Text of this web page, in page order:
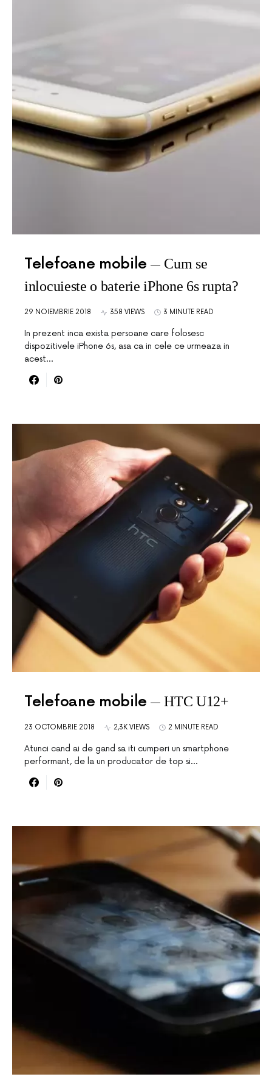
Telefoane mobile
Cum se
inlocuieste o baterie iPhone 6s rupta?
29 NOIEMBRIE 2018 358 VIEWS 3 MINUTE READ
In prezent inca exista persoane care folosesc
dispozitivele iPhone 6s, asa ca in cele ce urmeaza in
acest…
Telefoane mobile HTC U12+
23 OCTOMBRIE 2018 2,3K VIEWS 2 MINUTE READ
Atunci cand ai de gand sa iti cumperi un smartphone
performant, de la un producator de top si…